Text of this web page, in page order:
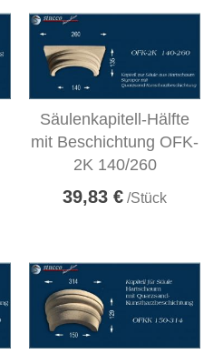
Säulenkapitell-Hälfte
mit Beschichtung OFK-
2K 140/260
39,83 € /Stück